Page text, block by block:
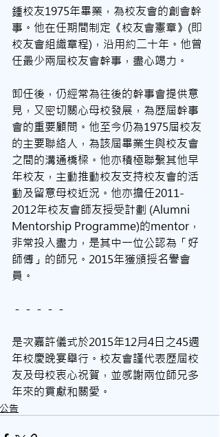
鍾校友1975年畢業，為校友會的創會幹
事。他在任期間制定《校友會憲章》(即
校友會組織章程)，沿用約二十年。他曾
任最少兩屆校友會幹事，盡心竭力。
卸任後，仍經常為往後的幹事會提供意
見，又密切關心母校發展，為歷屆幹事
會的重要顧問。他至今仍為1975屆校友
的主要聯絡人，為該屆畢業生與校友會
之間的溝通橋樑。他亦積極聯繫其他早
年校友，主動推動校友支持校友會的活
動及留意母校近況。他亦擔任2011-
2012年校友會師友授受計劃 (Alumni
Mentorship Programme)的mentor，
非常投入盡力，是其中一位公認為「好
師傅」的師兄。2015年獲頒授名譽會
員。
－－－－－
是次嘉許儀式於2015年12月4日之45週
年校慶晚宴舉行。校友會謹代表歷屆校
友及母校衷心祝賀，並感謝兩位師兄多
年來的貢獻和關愛。
公告